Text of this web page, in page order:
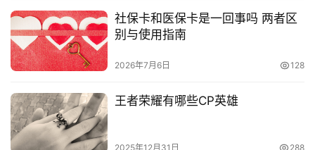
社保卡和医保卡是一回事吗 两者区
别与使用指南
2026年7月6日 128
王者荣耀有哪些CP英雄
2025年12月31日 288